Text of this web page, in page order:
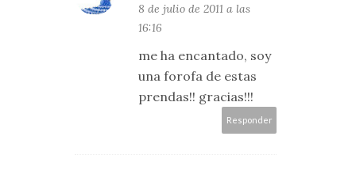
8 de julio de 2011 a las
16:16
me ha encantado, soy
una forofa de estas
prendas!! gracias!!!
Responder